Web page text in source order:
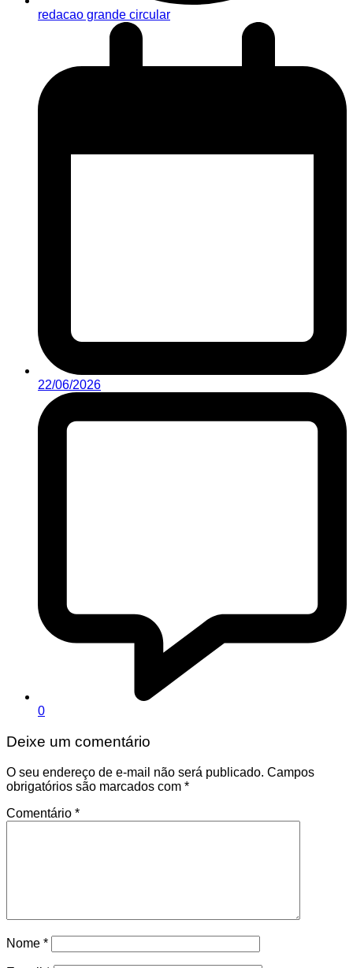
redacao grande circular
22/06/2026
0
Deixe um comentário
O seu endereço de e-mail não será publicado. Campos
obrigatórios são marcados com *
Comentário *
Nome *